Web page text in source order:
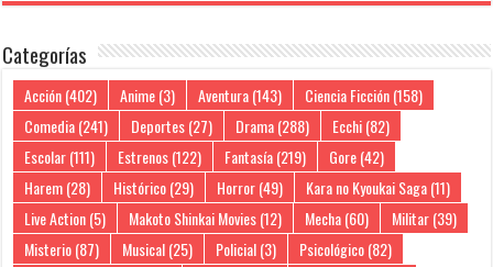
Categorías
Acción(402) Anime(3) Aventura(143) Ciencia Ficción(158)
Comedia(241) Deportes(27) Drama(288) Ecchi(82)
Escolar(111) Estrenos(122) Fantasía(219) Gore(42)
Harem(28) Histórico(29) Horror(49) Kara no Kyoukai Saga(11)
Live Action(5) Makoto Shinkai Movies(12) Mecha(60) Militar(39)
Misterio(87) Musical(25) Policial(3) Psicológico(82)